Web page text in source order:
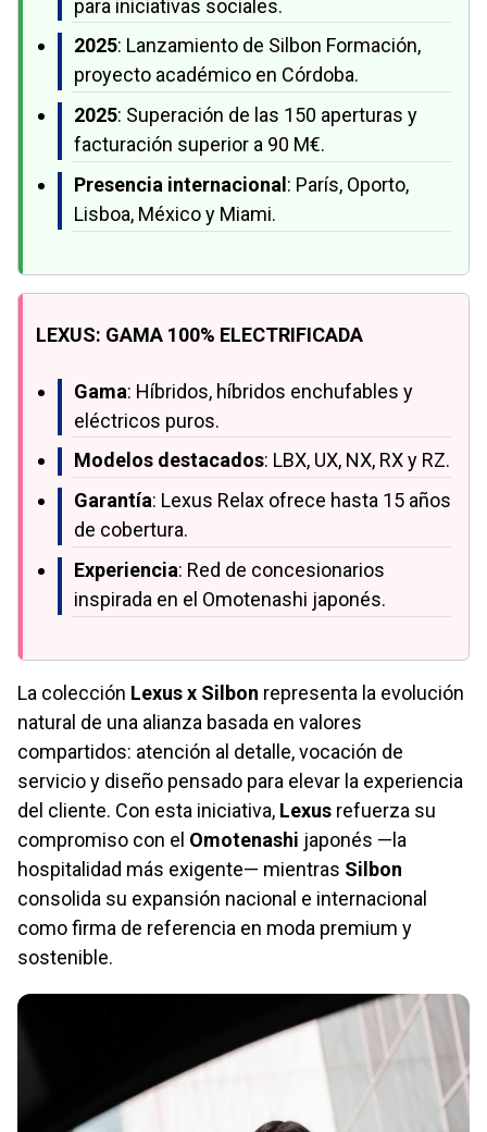
para iniciativas sociales.
2025: Lanzamiento de Silbon Formación,
proyecto académico en Córdoba.
2025: Superación de las 150 aperturas y
facturación superior a 90 M€.
Presencia internacional : París, Oporto,
Lisboa, México y Miami.
LEXUS: GAMA 100% ELECTRIFICADA
Gama: Híbridos, híbridos enchufables y
eléctricos puros.
Modelos destacados: LBX, UX, NX, RX y RZ.
Garantía: Lexus Relax ofrece hasta 15 años
de cobertura.
Experiencia: Red de concesionarios
inspirada en el Omotenashi japonés.
La colección Lexus x Silbon representa la evolución
natural de una alianza basada en valores
compartidos: atención al detalle, vocación de
servicio y diseño pensado para elevar la experiencia
del cliente. Con esta iniciativa, Lexus refuerza su
compromiso con el Omotenashi japonés —la
hospitalidad más exigente— mientras Silbon
consolida su expansión nacional e internacional
como firma de referencia en moda premium y
sostenible.